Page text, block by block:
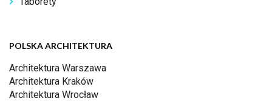
POLSKA ARCHITEKTURA
Architektura Warszawa
Architektura Kraków
Architektura Wrocław